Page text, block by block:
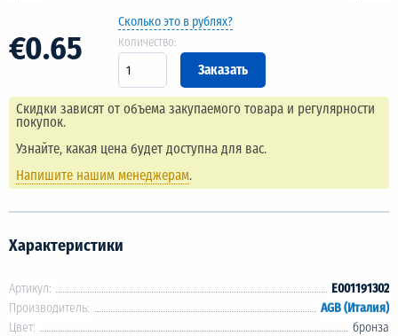
€0.65
Сколько это в рублях?
Количество:
Скидки зависят от объема закупаемого товара и регулярности
покупок.
Узнайте, какая цена будет доступна для вас.
Напишите нашим менеджерам.
Характеристики
Артикул:
E001191302
Производитель:
AGB (Италия)
Цвет:
бронза